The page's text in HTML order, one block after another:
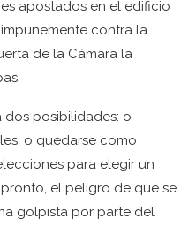
apostados en el edificio
contra la
de la Cámara la
dos posibilidades: o
o quedarse como
para elegir un
el peligro de que se
golpista por parte del